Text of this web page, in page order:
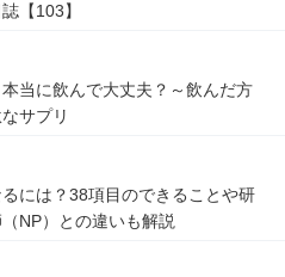
【103】
当に飲んで大丈夫？～飲んだ方
サプリ
には？38項目のできることや研
NP）との違いも解説